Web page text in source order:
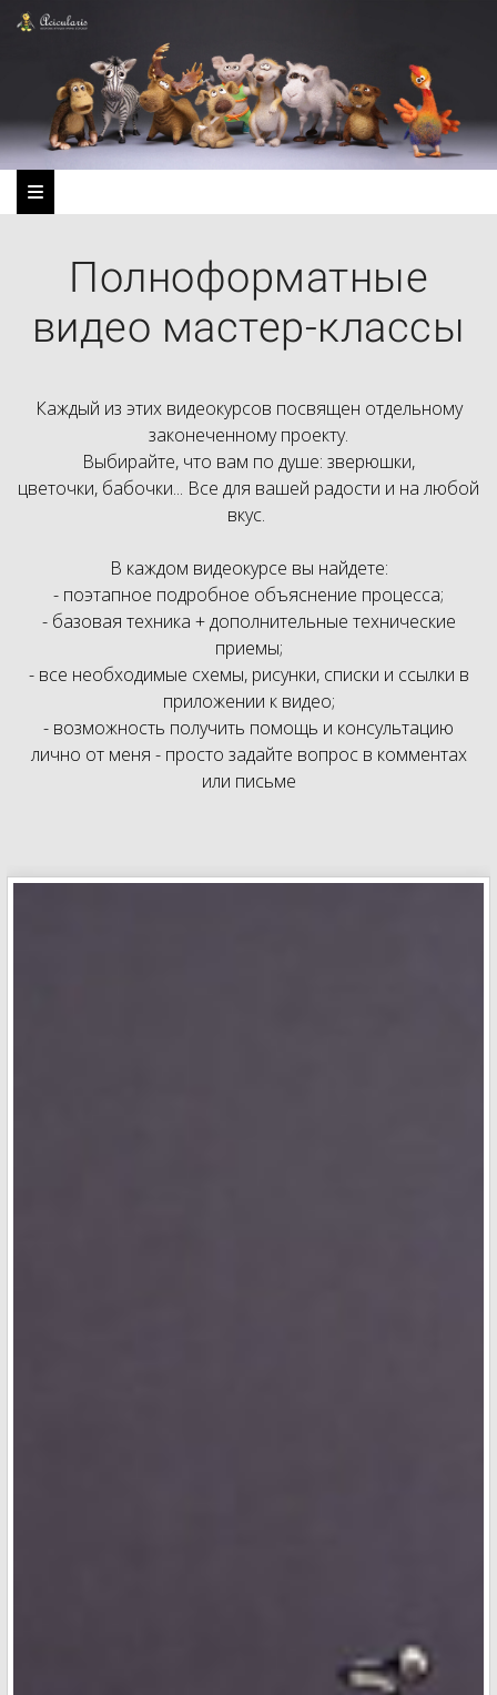
Полноформатные
видео мастер-классы
Каждый из этих видеокурсов посвящен отдельному
законеченному проекту.
Выбирайте, что вам по душе: зверюшки,
цветочки, бабочки... Все для вашей радости и на любой
вкус.
В каждом видеокурсе вы найдете:
- поэтапное подробное объяснение процесса;
- базовая техника + дополнительные технические
приемы;
- все необходимые схемы, рисунки, списки и ссылки в
приложении к видео;
- возможность получить помощь и консультацию
лично от меня - просто задайте вопрос в комментах
или письме